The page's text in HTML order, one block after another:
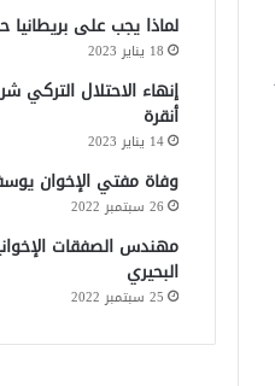
لماذا يجب على
18 يناير 2023
إنهاء الاحتلال التركي
أنقرة
14 يناير 2023
وفاة مفتي الإخوان
26 سبتمبر 2022
مهندس الصفقات
البحيري
25 سبتمبر 2022